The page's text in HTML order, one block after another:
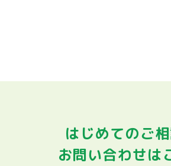
はじめてのご相
お問い合わせは